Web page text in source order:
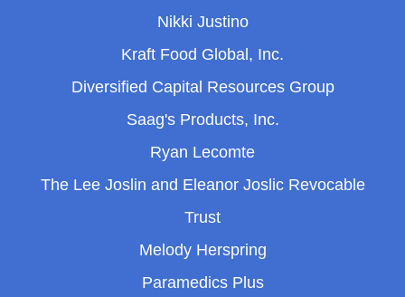
Nikki Justino
Kraft Food Global, Inc.
Diversified Capital Resources Group
Saag's Products, Inc.
Ryan Lecomte
The Lee Joslin and Eleanor Joslic Revocable
Trust
Melody Herspring
Paramedics Plus